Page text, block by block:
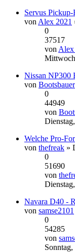
Servus
von Alex 2021
0
37517
von Alex
Nissan NP300
von Bootsbauer
0
44949
von
Welche Pro-
von thefreak »
0
51690
von
Navara D40 -
von samse2101
0
54285
von